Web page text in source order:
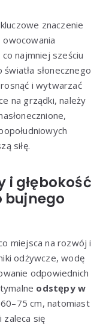
znaczenie
najmniej sześciu
słonecznego
i wytwarzać
na grządki, należy
siłę.
głębokość
bujnego
miejsca na rozwój i
odżywcze, wodę
odpowiednich
odstępy w
cm, natomiast
zaleca się